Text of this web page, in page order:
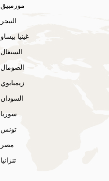
موزمبيق
النيجر
غينيا بيساو
السنغال
الصومال
زيمبابوي
السودان
سوريا
تونس
مصر
تنزانيا